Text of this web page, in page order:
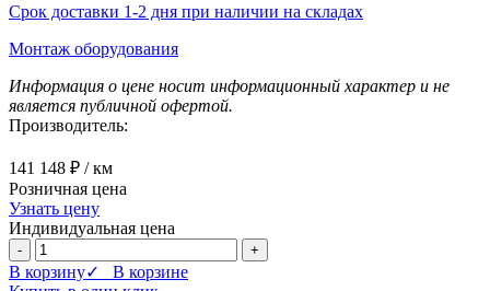
Срок доставки 1-2 дня при наличии на складах
Монтаж оборудования
Информация о цене носит информационный характер и не
является публичной офертой.
Производитель:
141 148 ₽ / км
Розничная цена
Узнать цену
Индивидуальная цена
- +
В корзину✓ В корзине